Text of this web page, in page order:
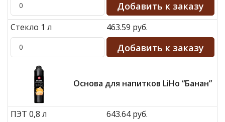
Стекло 1 л 463.59 руб.
Основа для напитков LiHo “Банан”
ПЭТ 0,8 л 643.64 руб.